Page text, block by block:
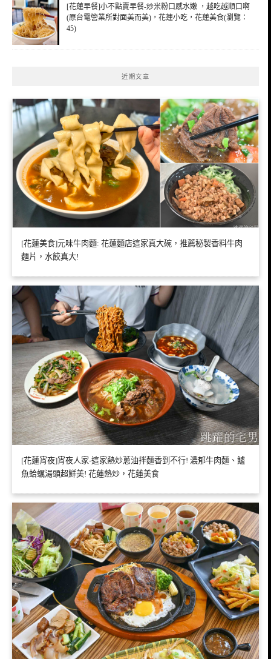
[花蓮早餐]小不點賣早餐-炒米粉口感水嫩 ，越吃越順口啊
(原台電營業所對面美而美)，花蓮小吃，花蓮美食(瀏覽：
45)
近期文章
[花蓮美食]元味牛肉麵: 花蓮麵店這家真大碗，推薦秘製香料牛肉
麵片，水餃真大!
[花蓮宵夜]宵夜人家-這家熱炒蔥油拌麵香到不行! 濃郁牛肉麵、鱸
魚蛤蠣湯頭超鮮美! 花蓮熱炒，花蓮美食